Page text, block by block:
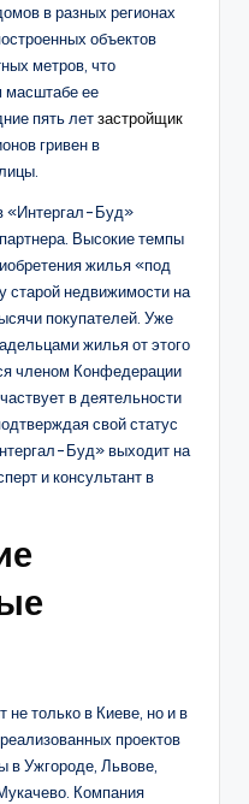
в разных регионах
объектов
метров, что
масштабе ее
пять летзастройщик
гривен в
«Интергал-Буд»
Высокие темпы
жилья «под
старой недвижимости на
покупателей. Уже
жилья от этого
членом Конфедерации
в деятельности
свой статус
Буд» выходит на
и консультант в
только в Киеве, но и в
проектов
в Ужгороде, Львове,
Компания